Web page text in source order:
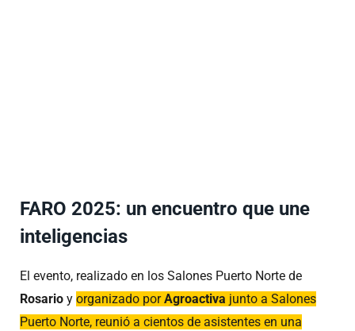
FARO 2025: un encuentro que une
inteligencias
El evento, realizado en los Salones Puerto Norte de
Rosario y organizado porAgroactiva junto a Salones
Puerto Norte, reunió a cientos de asistentes en una